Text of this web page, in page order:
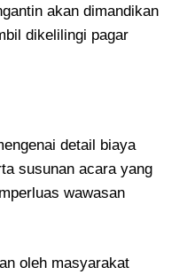
akan dimandikan
dikelilingi pagar
detail biaya
susunan acara yang
wawasan
oleh masyarakat